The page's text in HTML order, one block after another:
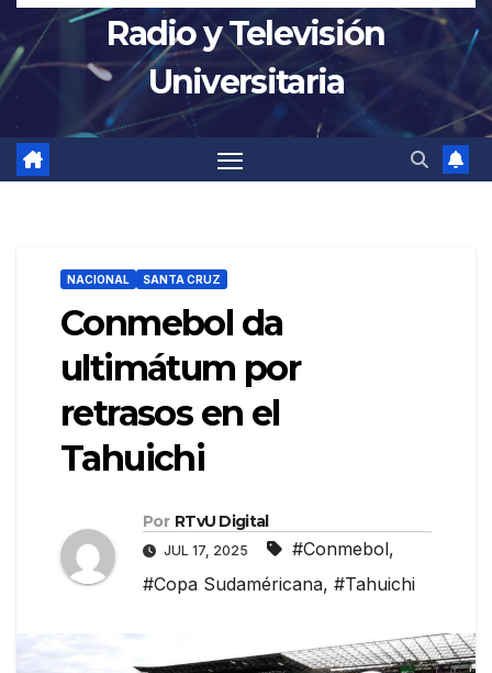
Radio y Televisión
Universitaria
NACIONAL SANTA CRUZ
Conmebol da
ultimátum por
retrasos en el
Tahuichi
Por RTvU Digital
JUL 17, 2025 #Conmebol,
#Copa Sudaméricana, #Tahuichi